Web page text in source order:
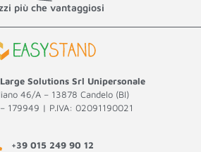
più che vantaggiosi
Solutions Srl Unipersonale
46/A – 13878 Candelo (BI)
– 179949 | P.IVA: 02091190021
+39 015 249 90 12